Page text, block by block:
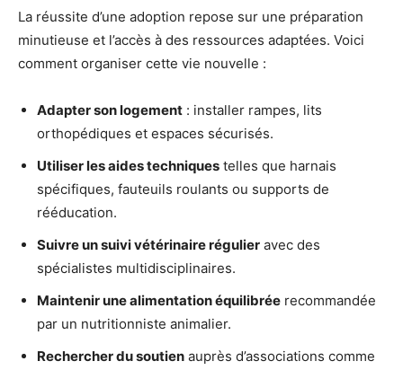
La réussite d’une adoption repose sur une préparation
minutieuse et l’accès à des ressources adaptées. Voici
comment organiser cette vie nouvelle :
Adapter son logement : installer rampes, lits
orthopédiques et espaces sécurisés.
Utiliser les aides techniques telles que harnais
spécifiques, fauteuils roulants ou supports de
rééducation.
Suivre un suivi vétérinaire régulier avec des
spécialistes multidisciplinaires.
Maintenir une alimentation équilibrée recommandée
par un nutritionniste animalier.
Rechercher du soutien auprès d’associations comme